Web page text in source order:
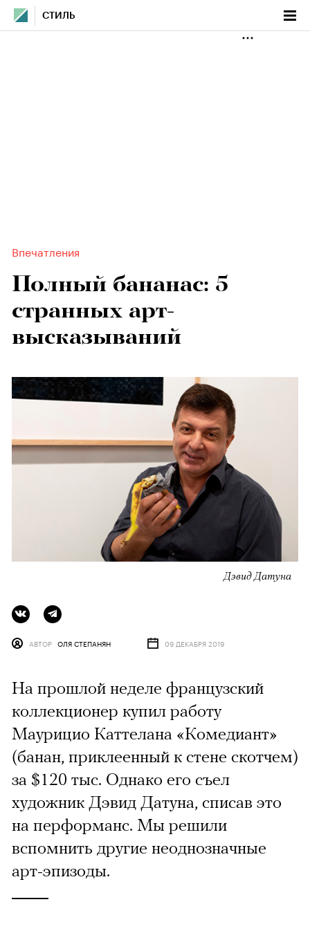
СТИЛЬ
Впечатления
Полный бананас: 5
странных арт-
высказываний
Дэвид Датуна
АВТОР ОЛЯ СТЕПАНЯН 09 ДЕКАБРЯ 2019
На прошлой неделе французский
коллекционер купил работу
Маурицио Каттелана «Комедиант»
(банан, приклеенный к стене скотчем)
за $120 тыс. Однако его съел
художник Дэвид Датуна, списав это
на перформанс. Мы решили
вспомнить другие неоднозначные
арт-эпизоды.